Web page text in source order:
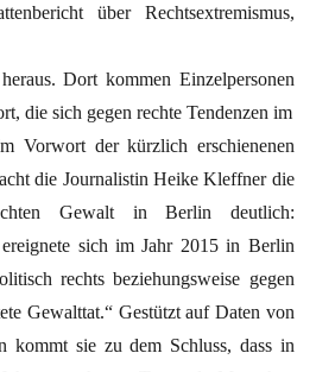
über Rechtsextremismus,
Dort kommen Einzelpersonen
die sich gegen rechte Tendenzen im
Vorwort der kürzlich erschienenen
die Journalistin Heike Kleffner die
Gewalt in Berlin deutlich:
ereignete sich im Jahr 2015 in Berlin
rechts beziehungsweise gegen
Gewalttat.“ Gestützt auf Daten von
kommt sie zu dem Schluss, dass in